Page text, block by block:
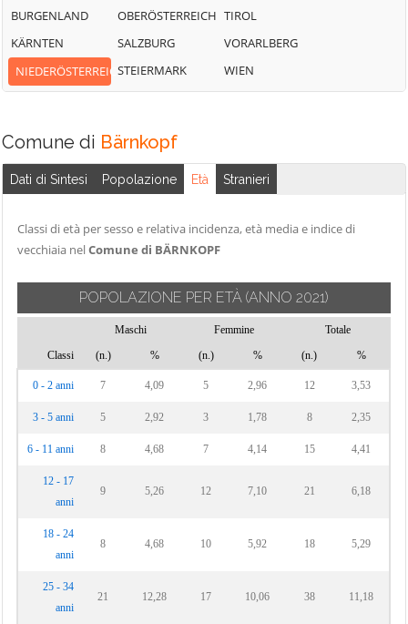
BURGENLAND
KÄRNTEN
NIEDERÖSTERREICH
OBERÖSTERREICH
SALZBURG
STEIERMARK
TIROL
VORARLBERG
WIEN
Comune di Bärnkopf
Dati di Sintesi Popolazione Età Stranieri
Classi di età per sesso e relativa incidenza, età media e indice di
vecchiaia nelComune di BÄRNKOPF
POPOLAZIONE PER ETÀ (ANNO 2021)
Maschi Femmine
Totale
Classi
(n.) % (n.) % (n.) %
0 - 2 anni 7 4,09 5 2,96 12 3,53
3 - 5 anni 5 2,92 3 1,78 8 2,35
6 - 11 anni 8 4,68 7 4,14 15 4,41
12 - 17
anni
9 5,26 12 7,10 21 6,18
18 - 24
anni
8 4,68 10 5,92 18 5,29
25 - 34
anni
21 12,28 17 10,06 38 11,18